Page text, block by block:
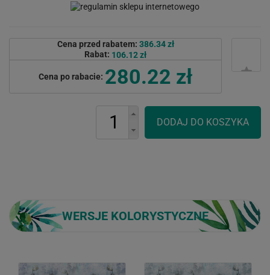
Cena przed rabatem: 386.34 zł
Rabat: 106.12 zł
Cena po rabacie: 280.22 zł
WERSJE KOLORYSTYCZNE